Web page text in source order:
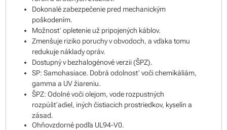
Dokonalé zabezpečenie pred mechanickým
poškodením.
Možnosť opletenie už pripojených káblov.
Zmenšuje riziko poruchy v obvodoch, a vďaka tomu
redukuje náklady opráv.
Dostupný v bezhalogénové verzii (ŠPZ).
SP: Samohasiace. Dobrá odolnosť voči chemikáliám,
gamma a UV žiareniu.
ŠPZ: Odolné voči olejom, vode rozpustných
rozpúšťadiel, iných čistiacich prostriedkov, kyselín a
zásad.
Ohňovzdorné podľa UL94-V0.